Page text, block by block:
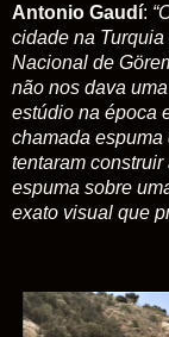
Antonio Gaudí:
cidade na
Nacional de
não nos dava
estúdio na época
chamada
tentaram
espuma sobre
exato visual que